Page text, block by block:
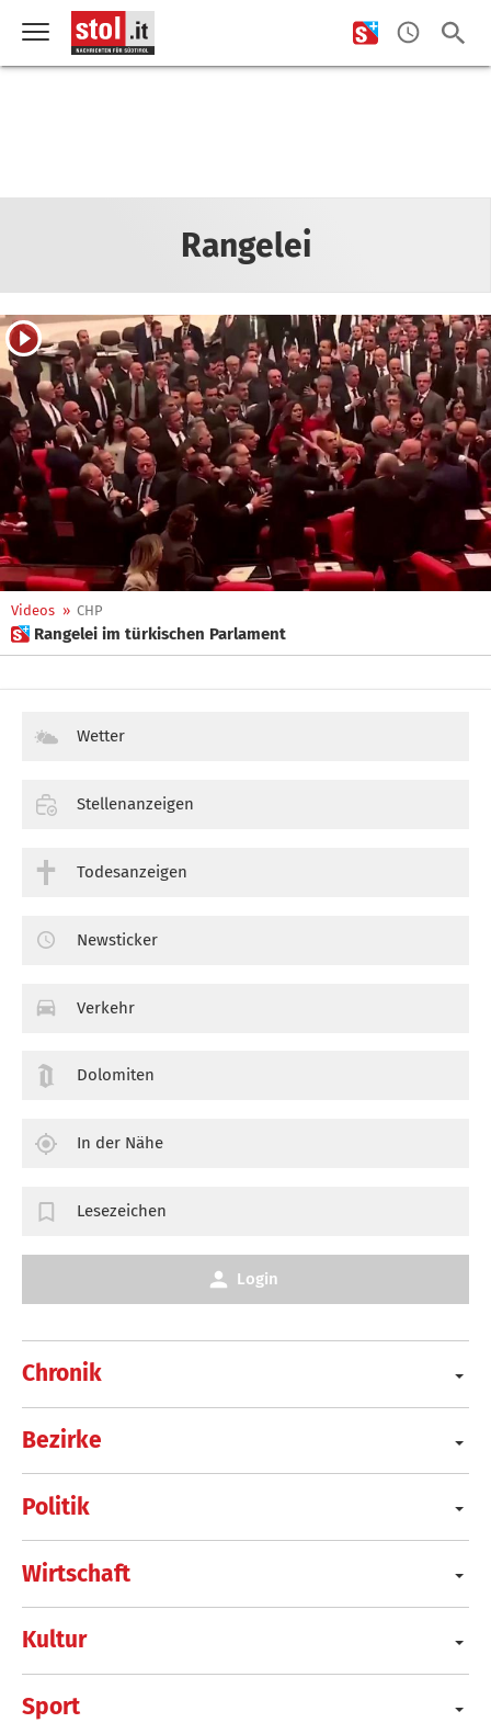
Rangelei
Videos » CHP
 Rangelei im türkischen Parlament
Chronik
Bezirke
Politik
Wirtschaft
Kultur
Sport
Wetter
Stellenanzeigen
Todesanzeigen
Newsticker
Verkehr
Dolomiten
In der Nähe
Lesezeichen
Login